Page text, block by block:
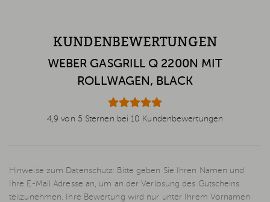
KUNDENBEWERTUNGEN
WEBER GASGRILL Q 2200N MIT
ROLLWAGEN, BLACK
4,9 von 5 Sternen bei 10 Kundenbewertungen
Hinweise zum Datenschutz: Bitte geben Sie Ihren Namen und
Ihre E-Mail Adresse an, um an der Verlosung des Gutscheins
teilzunehmen. Ihre Bewertung wird nur unter Ihrem Vornamen